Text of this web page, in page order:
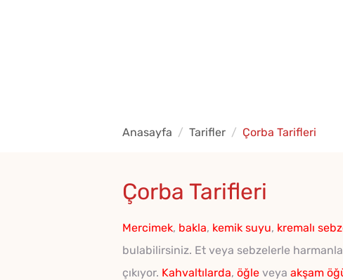
Anasayfa Tarifler Çorba Tarifleri
Çorba Tarifleri
Mercimek, bakla, kemik suyu, kremalı
bulabilirsiniz. Et veya sebzelerle
çıkıyor. Kahvaltılarda, öğle veya akşam